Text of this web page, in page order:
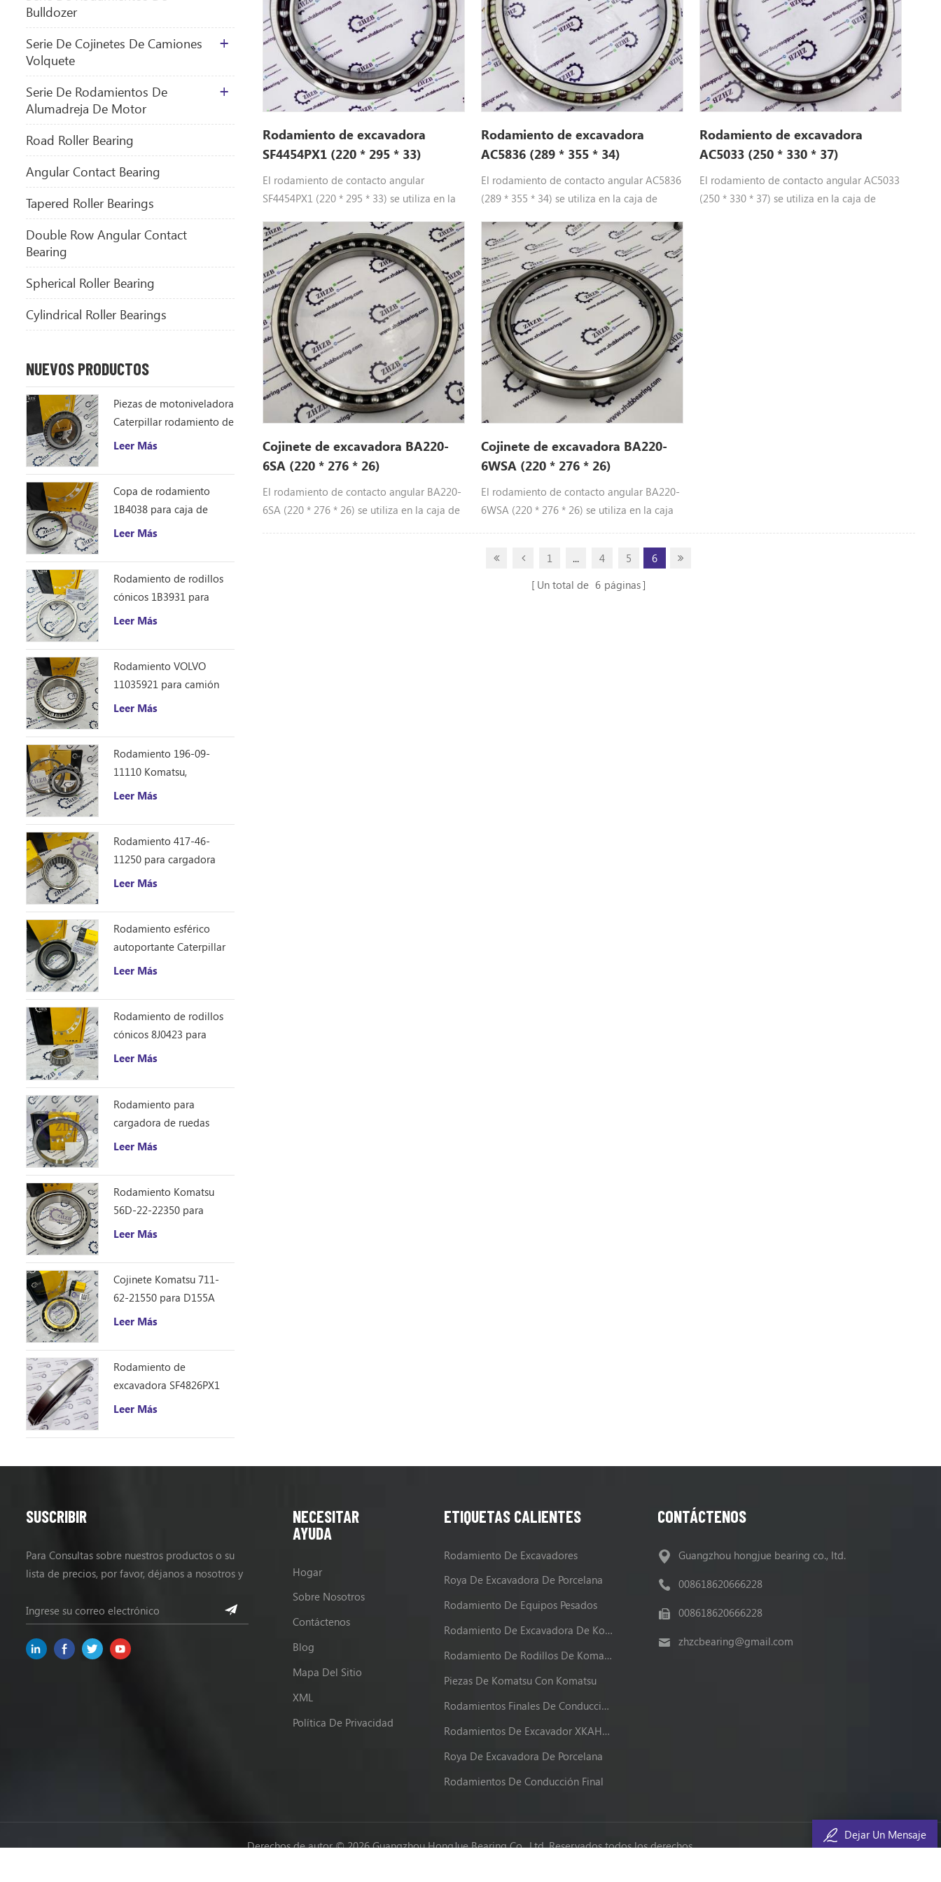
Rodamiento de excavadora
SF4454PX1 (220 * 295 * 33)
El rodamiento de contacto angular
SF4454PX1 (220 * 295 * 33) se utiliza en la
excavadora. El proveedor de la fábrica de
rodamientos para excavadoras ZHZB
proporciona SF4454PX1 de alta calidad
Rodamiento de excavadora
AC5836 (289 * 355 * 34)
El rodamiento de contacto angular AC5836
(289 * 355 * 34) se utiliza en la caja de
excavadora. El proveedor de la fábrica de
rodamientos para excavadoras ZHZB
proporciona AC5836 de alta calidad
Rodamiento de excavadora
AC5033 (250 * 330 * 37)
El rodamiento de contacto angular AC5033
(250 * 330 * 37) se utiliza en la caja de
Cojinete de excavadora BA220-
6SA (220 * 276 * 26)
El rodamiento de contacto angular BA220-
6SA (220 * 276 * 26) se utiliza en la caja de
Cojinete de excavadora BA220-
6WSA (220 * 276 * 26)
El rodamiento de contacto angular BA220-
6WSA (220 * 276 * 26) se utiliza en la caja
excavadora. El proveedor de la fábrica de
rodamientos para excavadoras ZHZB
proporciona BA220-6WSA de alta calidad
1 ... 4 5
6
Un total de 6 páginas
Bulldozer
Serie De Cojinetes De Camiones
Volquete
Serie De Rodamientos De
Alumadreja De Motor
​Road Roller Bearing
Angular Contact Bearing
Tapered Roller Bearings
Double Row Angular Contact
Bearing
Spherical Roller Bearing
Cylindrical Roller Bearings
NUEVOS PRODUCTOS
Piezas de motoniveladora
Caterpillar rodamiento de
rodillos cónicos 1B4043
ZHZB acero
Leer Más
Copa de rodamiento
1B4038 para caja de
engranajes del
de la motoniveladora
Leer Más
Rodamiento de rodillos
cónicos 1B3931 para
motoniveladora
140B repuestos
Leer Más
Rodamiento VOLVO
11035921 para camión
volquete articulado
Leer Más
Rodamiento 196-09-
11110 Komatsu,
repuestos para
Leer Más
Rodamiento 417-46-
11250 para cargadora
Komatsu WA150-6
Leer Más
Rodamiento esférico
autoportante Caterpillar
1401185
Leer Más
Rodamiento de rodillos
cónicos 8J0423 para
excavadora Caterpillar
Leer Más
Rodamiento para
cargadora de ruedas
Caterpillar 8S9076
Leer Más
Rodamiento Komatsu
56D-22-22350 para
camión volquete HM250
Leer Más
Cojinete Komatsu 711-
62-21550 para D155A
Leer Más
Rodamiento de
excavadora SF4826PX1
(240 * 310 * 33)
Leer Más
SUSCRIBIR
Para Consultas sobre nuestros productos o su
lista de precios, por favor, déjanos a nosotros y
NECESITAR
AYUDA
Hogar
Sobre Nosotros
Contáctenos
Blog
Mapa Del Sitio
XML
Política De Privacidad
ETIQUETAS CALIENTES
Rodamiento De Excavadores
Roya De Excavadora De Porcelana
Rodamiento De Equipos Pesados
Rodamiento De Excavadora De Komatsu
Rodamiento De Rodillos De Komatsu
Piezas De Komatsu Con Komatsu
Rodamientos Finales De Conducción XKAH-00340
Rodamientos De Excavador XKAH-00340
Roya De Excavadora De Porcelana
Rodamientos De Conducción Final
CONTÁCTENOS
Guangzhou hongjue bearing co., ltd.
008618620666228
008618620666228
zhzcbearing@gmail.com
Derechos de autor © 2026 Guangzhou HongJue Bearing Co., Ltd. Reservados todos los derechos.
Dejar Un Mensaje